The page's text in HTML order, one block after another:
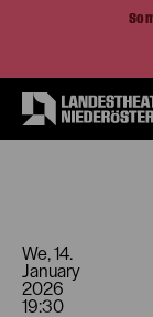
We, 14.
January
2026
19:30